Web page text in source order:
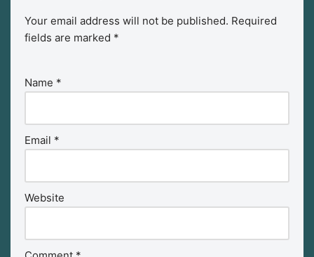
Your email address will not be published. Required
fields are marked *
Name *
Email *
Website